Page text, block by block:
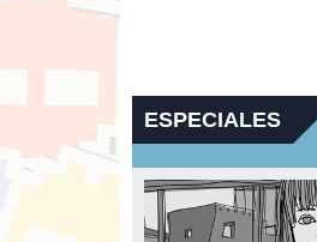
ESPECIALES